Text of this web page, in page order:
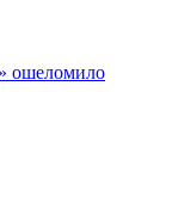
ошеломило